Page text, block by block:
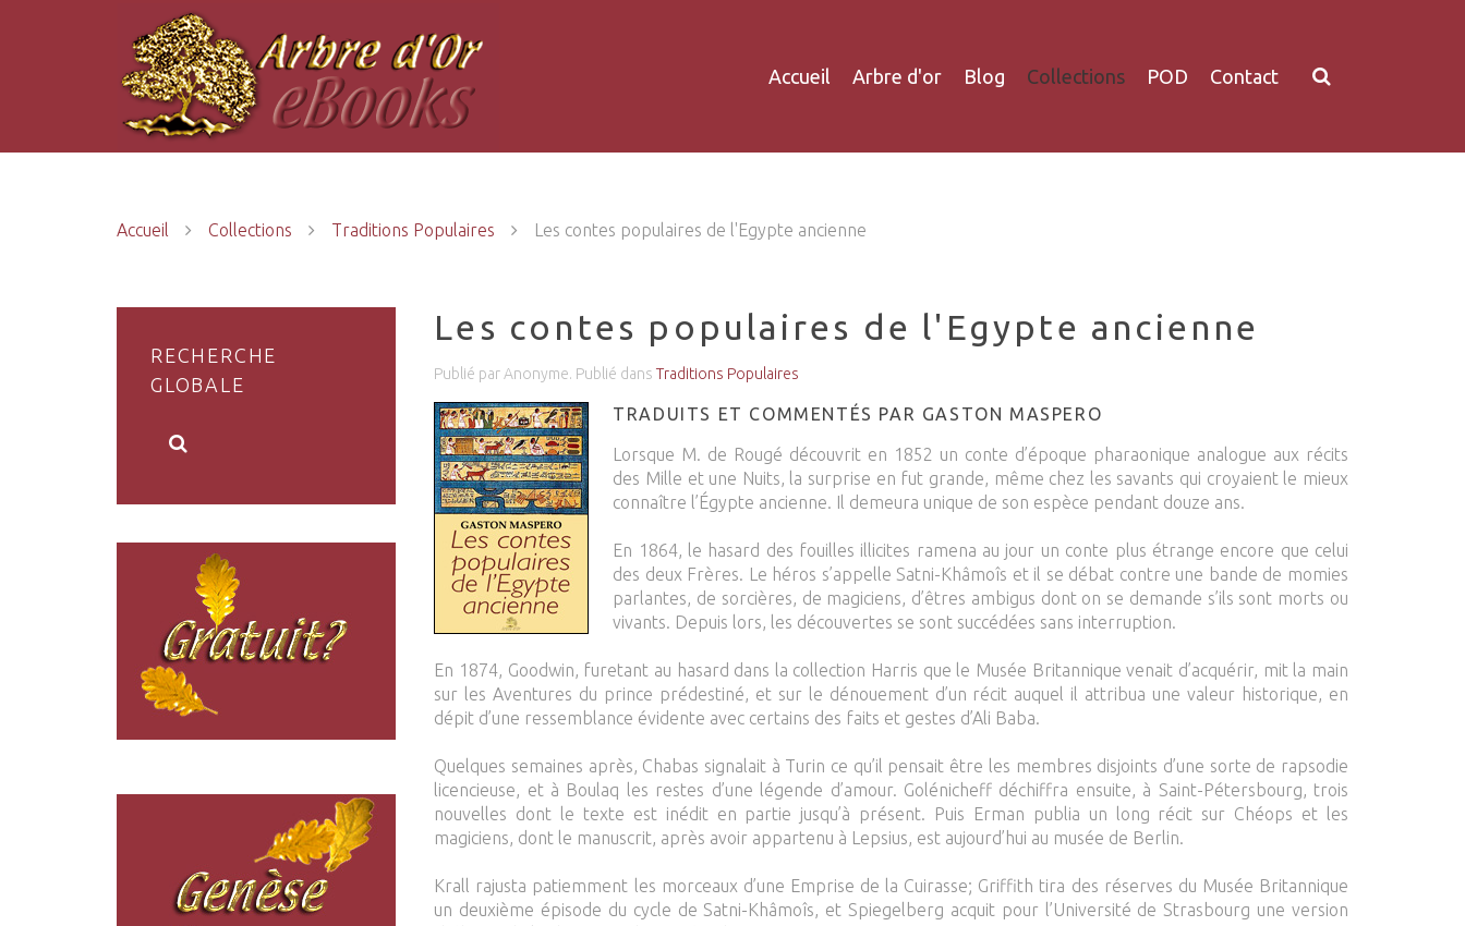
Accueil Arbre d'or Blog Collections POD Contact
Accueil Collections Traditions Populaires Les contes populaires de l'Egypte ancienne
Les contes populaires de l'Egypte ancienne
Publié par Anonyme. Publié dansTraditions Populaires
TRADUITS ET COMMENTÉS PAR GASTON MASPERO
Lorsque M. de Rougé découvrit en 1852 un conte d’époque pharaonique analogue aux récits
des Mille et une Nuits, la surprise en fut grande, même chez les savants qui croyaient le mieux
connaître l’Égypte ancienne. Il demeura unique de son espèce pendant douze ans.
En 1864, le hasard des fouilles illicites ramena au jour un conte plus étrange encore que celui
des deux Frères. Le héros s’appelle Satni-Khâmoîs et il se débat contre une bande de momies
parlantes, de sorcières, de magiciens, d’êtres ambigus dont on se demande s’ils sont morts ou
vivants. Depuis lors, les découvertes se sont succédées sans interruption.
En 1874, Goodwin, furetant au hasard dans la collection Harris que le Musée Britannique venait d’acquérir, mit la main
sur les Aventures du prince prédestiné, et sur le dénouement d’un récit auquel il attribua une valeur historique, en
dépit d’une ressemblance évidente avec certains des faits et gestes d’Ali Baba.
Quelques semaines après, Chabas signalait à Turin ce qu’il pensait être les membres disjoints d’une sorte de rapsodie
licencieuse, et à Boulaq les restes d’une légende d’amour. Golénicheff déchiffra ensuite, à Saint-Pétersbourg, trois
nouvelles dont le texte est inédit en partie jusqu’à présent. Puis Erman publia un long récit sur Chéops et les
magiciens, dont le manuscrit, après avoir appartenu à Lepsius, est aujourd’hui au musée de Berlin.
Krall rajusta patiemment les morceaux d’une Emprise de la Cuirasse; Griffith tira des réserves du Musée Britannique
un deuxième épisode du cycle de Satni-Khâmoîs, et Spiegelberg acquit pour l’Université de Strasbourg une version
RECHERCHE
GLOBALE